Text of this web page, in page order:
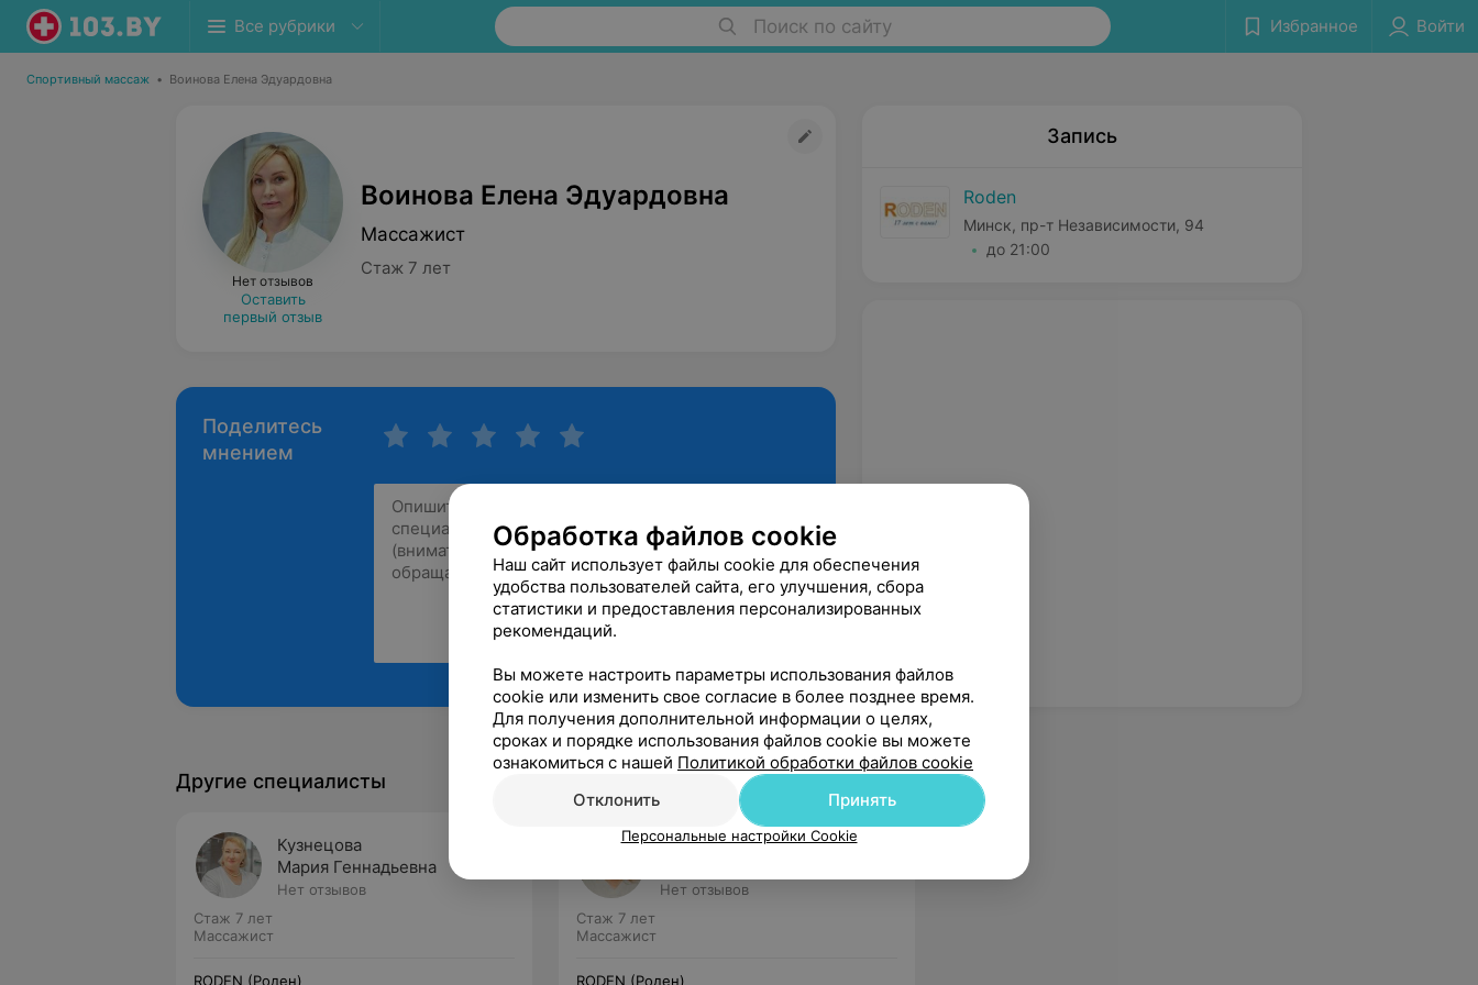
Все рубрики Поиск по сайту Избранное Войти
Спортивный массаж • Воинова Елена Эдуардовна
Нет отзывов
Оставить
первый отзыв
Воинова Елена Эдуардовна
Массажист
Стаж 7 лет
Поделитесь
мнением
Запись
Roden
Минск, пр-т Независимости, 94
до 21:00
Другие специалисты
Кузнецова
Мария Геннадьевна
Нет отзывов
Стаж 7 лет
Массажист
RODEN (Роден)
Гаврик
Нет отзывов
Стаж 7 лет
Массажист
RODEN (Роден)
Обработка файлов cookie
Наш сайт использует файлы cookie для обеспечения
удобства пользователей сайта, его улучшения, сбора
статистики и предоставления персонализированных
рекомендаций.
Вы можете настроить параметры использования файлов
cookie или изменить свое согласие в более позднее время.
Для получения дополнительной информации о целях,
сроках и порядке использования файлов cookie вы можете
ознакомиться с нашей Политикой обработки файлов cookie
Отклонить
Принять
Персональные настройки Cookie